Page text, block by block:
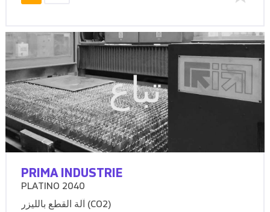
تباع
PRIMA INDUSTRIE
PLATINO 2040
آلة القطع بالليزر (CO2)